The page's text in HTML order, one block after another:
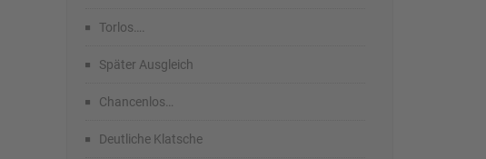
Torlos….
Später Ausgleich
Chancenlos…
Deutliche Klatsche